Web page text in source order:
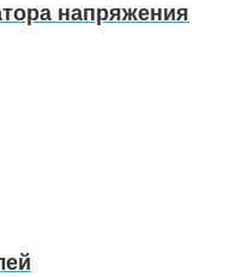
напряжения